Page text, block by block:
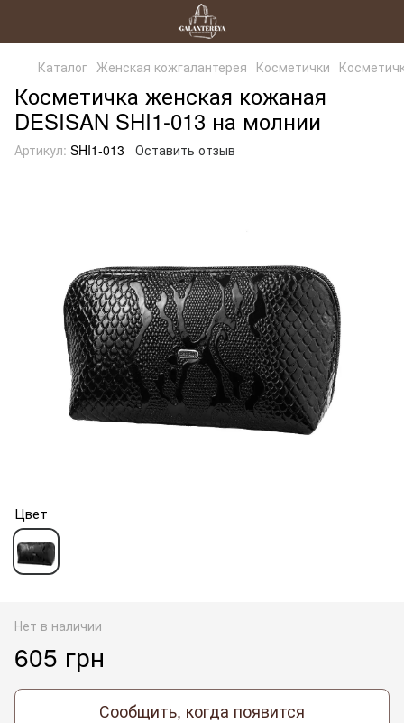
Каталог Женская кожгалантерея Косметички
Косметичка женская кожаная
DESISAN SHI1-013 на молнии
Артикул: SHI1-013 Оставить отзыв
Цвет
Нет в наличии
605 грн
Сообщить, когда появится